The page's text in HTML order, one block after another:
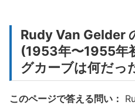
Rudy Van Gelder
(1953年〜1955年
グカーブは何だっ
このページで答える問い：